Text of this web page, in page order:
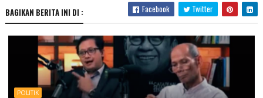
BAGIKAN BERITA INI DI : Facebook Twitter
POLITIK